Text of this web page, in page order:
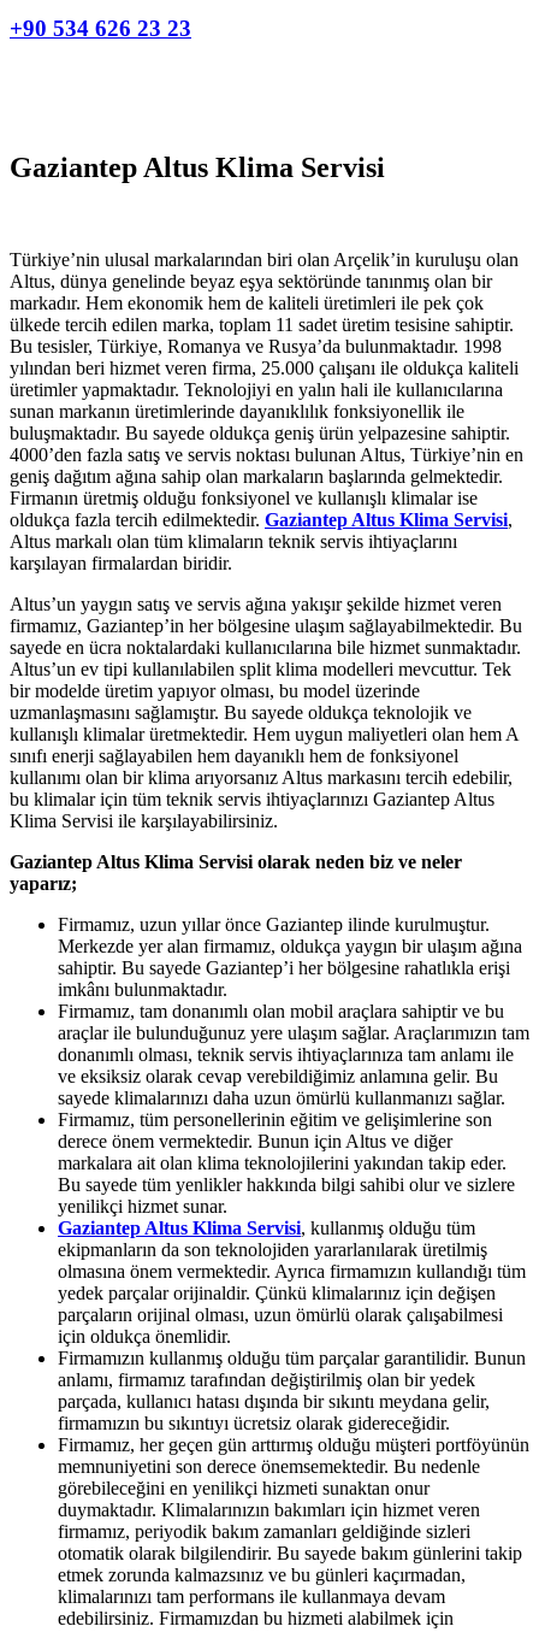
+90 534 626 23 23
Gaziantep Altus Klima Servisi
Türkiye’nin ulusal markalarından biri olan Arçelik’in kuruluşu olan
Altus, dünya genelinde beyaz eşya sektöründe tanınmış olan bir
markadır. Hem ekonomik hem de kaliteli üretimleri ile pek çok
ülkede tercih edilen marka, toplam 11 sadet üretim tesisine sahiptir.
Bu tesisler, Türkiye, Romanya ve Rusya’da bulunmaktadır. 1998
yılından beri hizmet veren firma, 25.000 çalışanı ile oldukça kaliteli
üretimler yapmaktadır. Teknolojiyi en yalın hali ile kullanıcılarına
sunan markanın üretimlerinde dayanıklılık fonksiyonellik ile
buluşmaktadır. Bu sayede oldukça geniş ürün yelpazesine sahiptir.
4000’den fazla satış ve servis noktası bulunan Altus, Türkiye’nin en
geniş dağıtım ağına sahip olan markaların başlarında gelmektedir.
Firmanın üretmiş olduğu fonksiyonel ve kullanışlı klimalar ise
oldukça fazla tercih edilmektedir. Gaziantep Altus Klima Servisi,
Altus markalı olan tüm klimaların teknik servis ihtiyaçlarını
karşılayan firmalardan biridir.
Altus’un yaygın satış ve servis ağına yakışır şekilde hizmet veren
firmamız, Gaziantep’in her bölgesine ulaşım sağlayabilmektedir. Bu
sayede en ücra noktalardaki kullanıcılarına bile hizmet sunmaktadır.
Altus’un ev tipi kullanılabilen split klima modelleri mevcuttur. Tek
bir modelde üretim yapıyor olması, bu model üzerinde
uzmanlaşmasını sağlamıştır. Bu sayede oldukça teknolojik ve
kullanışlı klimalar üretmektedir. Hem uygun maliyetleri olan hem A
sınıfı enerji sağlayabilen hem dayanıklı hem de fonksiyonel
kullanımı olan bir klima arıyorsanız Altus markasını tercih edebilir,
bu klimalar için tüm teknik servis ihtiyaçlarınızı Gaziantep Altus
Klima Servisi ile karşılayabilirsiniz.
Gaziantep Altus Klima Servisi olarak neden biz ve neler
yaparız;
Firmamız, uzun yıllar önce Gaziantep ilinde kurulmuştur.
Merkezde yer alan firmamız, oldukça yaygın bir ulaşım ağına
sahiptir. Bu sayede Gaziantep’i her bölgesine rahatlıkla erişi
imkânı bulunmaktadır.
Firmamız, tam donanımlı olan mobil araçlara sahiptir ve bu
araçlar ile bulunduğunuz yere ulaşım sağlar. Araçlarımızın tam
donanımlı olması, teknik servis ihtiyaçlarınıza tam anlamı ile
ve eksiksiz olarak cevap verebildiğimiz anlamına gelir. Bu
sayede klimalarınızı daha uzun ömürlü kullanmanızı sağlar.
Firmamız, tüm personellerinin eğitim ve gelişimlerine son
derece önem vermektedir. Bunun için Altus ve diğer
markalara ait olan klima teknolojilerini yakından takip eder.
Bu sayede tüm yenlikler hakkında bilgi sahibi olur ve sizlere
yenilikçi hizmet sunar.
Gaziantep Altus Klima Servisi, kullanmış olduğu tüm
ekipmanların da son teknolojiden yararlanılarak üretilmiş
olmasına önem vermektedir. Ayrıca firmamızın kullandığı tüm
yedek parçalar orijinaldir. Çünkü klimalarınız için değişen
parçaların orijinal olması, uzun ömürlü olarak çalışabilmesi
için oldukça önemlidir.
Firmamızın kullanmış olduğu tüm parçalar garantilidir. Bunun
anlamı, firmamız tarafından değiştirilmiş olan bir yedek
parçada, kullanıcı hatası dışında bir sıkıntı meydana gelir,
firmamızın bu sıkıntıyı ücretsiz olarak gidereceğidir.
Firmamız, her geçen gün arttırmış olduğu müşteri portföyünün
memnuniyetini son derece önemsemektedir. Bu nedenle
görebileceğini en yenilikçi hizmeti sunaktan onur
duymaktadır. Klimalarınızın bakımları için hizmet veren
firmamız, periyodik bakım zamanları geldiğinde sizleri
otomatik olarak bilgilendirir. Bu sayede bakım günlerini takip
etmek zorunda kalmazsınız ve bu günleri kaçırmadan,
klimalarınızı tam performans ile kullanmaya devam
edebilirsiniz. Firmamızdan bu hizmeti alabilmek için